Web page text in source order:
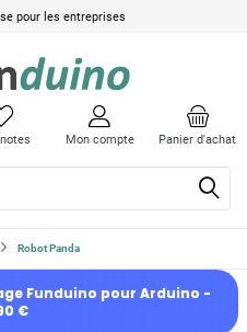
pour les entreprises
Panier d'achat
Mon compte
Robot Panda
Funduino pour Arduino -
€